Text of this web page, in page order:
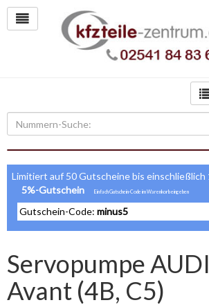
Limitiert auf 50 Gutscheine bis einschließlich
5%-Gutschein
Gutschein-Code: minus5
Servopumpe
Avant (4B, C5)